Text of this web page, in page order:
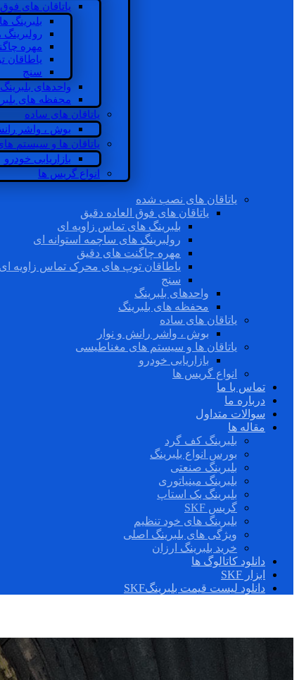
یاتاقان های
بلبرینگ
مهره
یاطاقان
سنج
واحدهای بلبرینگ
محفظه های
یاتاقان های ساده
بوش ، واشر
یاتاقان ها و سیستم
بازاریابی خودرو
انواع گریس ها
یاتاقان های نصب شده
یاتاقان های فوق العاده دقیق
بلبرینگ های تماس زاویه ای
رولبرینگ های ساچمه استوانه ای
مهره چاگنت های دقیق
یاطاقان توپ های محرک تماس زاویه
سنج
واحدهای بلبرینگ
محفظه های بلبرینگ
یاتاقان های ساده
بوش ، واشر رانش و نوار
یاتاقان ها و سیستم های مغناطیسی
بازاریابی خودرو
انواع گریس ها
تماس با ما
درباره ما
سوالات متداول
مقاله ها
بلبرینگ کف گرد
بورس انواع بلبرینگ
بلبرینگ صنعتی
بلبرینگ مینیاتوری
بلبرینگ بک استاپ
گریس SKF
بلبرینگ های خود تنظیم
ویژگی های بلبرینگ اصلی
خرید بلبرینگ ارزان
دانلود کاتالوگ ها
ابزار SKF
دانلود لیست قیمت بلبرینگSKF